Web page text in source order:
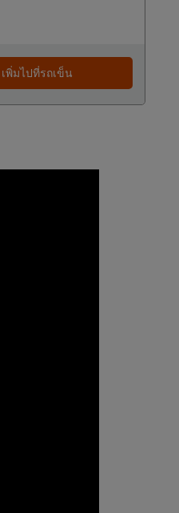
เพิ่มไปที่รถเข็น